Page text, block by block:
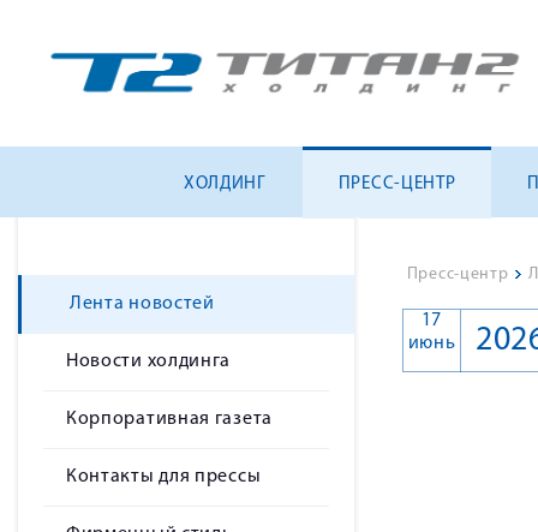
ХОЛДИНГ ПРЕСС-ЦЕНТР
Лента новостей
Новости холдинга
Корпоративная газета
Контакты для прессы
Пресс-центр >
17
июнь